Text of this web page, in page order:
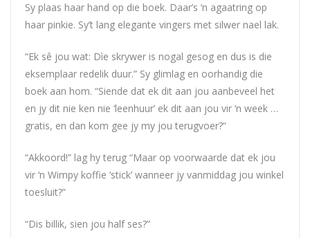
Sy plaas haar hand op die boek. Daar’s ‘n agaatring op
haar pinkie. Sy’t lang elegante vingers met silwer nael lak.
“Ek sê jou wat: Dìe skrywer is nogal gesog en dus is die
eksemplaar redelik duur.” Sy glimlag en oorhandig die
boek aan hom. “Siende dat ek dit aan jou aanbeveel het
en jy dit nie ken nie ‘leenhuur’ ek dit aan jou vir ‘n week …
gratis, en dan kom gee jy my jou terugvoer?”
“Akkoord!” lag hy terug “Maar op voorwaarde dat ek jou
vir ‘n Wimpy koffie ‘stick’ wanneer jy vanmiddag jou winkel
toesluit?”
“Dis billik, sien jou half ses?”